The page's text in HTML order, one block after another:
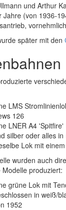
und Arthur
Jahre (von 1936-
später mit den
LMS
126
LNER A4
silber oder alles in
Lok mit
wurden auch
Modelle produziert:
grüne Lok mit
in weiß/
1952